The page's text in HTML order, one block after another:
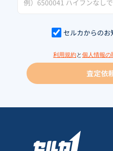
セルカからの
利用規約と 個人情報の
査定依